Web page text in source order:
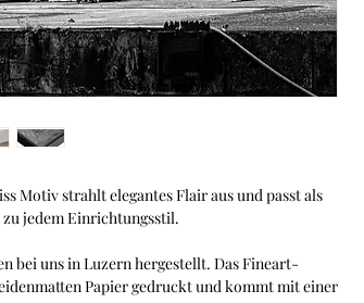
Motiv strahlt elegantes Flair aus und passt als
jedem Einrichtungsstil.
bei uns in Luzern hergestellt. Das Fineart-
Papier gedruckt und kommt mit einer